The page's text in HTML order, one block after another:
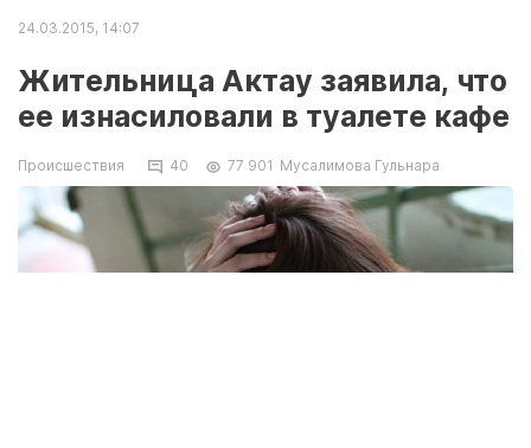
24.03.2015, 14:07
Жительница Актау заявила, что
ее изнасиловали в туалете кафе
Происшествия 40 77 901 Мусалимова Гульнара